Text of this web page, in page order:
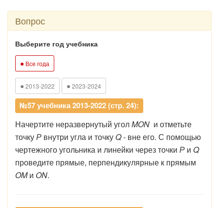
Вопрос
Выберите год учебника
● Все года
● 2013-2022 ● 2023-2024
№57 учебника 2013-2022 (стр. 24):
Начертите неразвернутый уголMON и отметьте
точкуР внутри угла и точку Q- вне его. С помощью
чертежного угольника и линейки через точки Р и Q
проведите прямые, перпендикулярные к прямым
OMи ON.